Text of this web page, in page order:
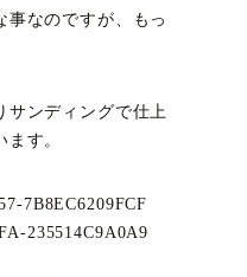
事なのですが、もっ
サンディングで仕上
す。